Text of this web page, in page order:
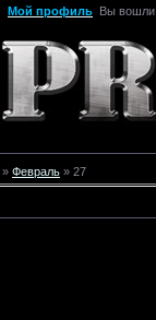
Мой профиль Вы вошли
» Февраль » 27